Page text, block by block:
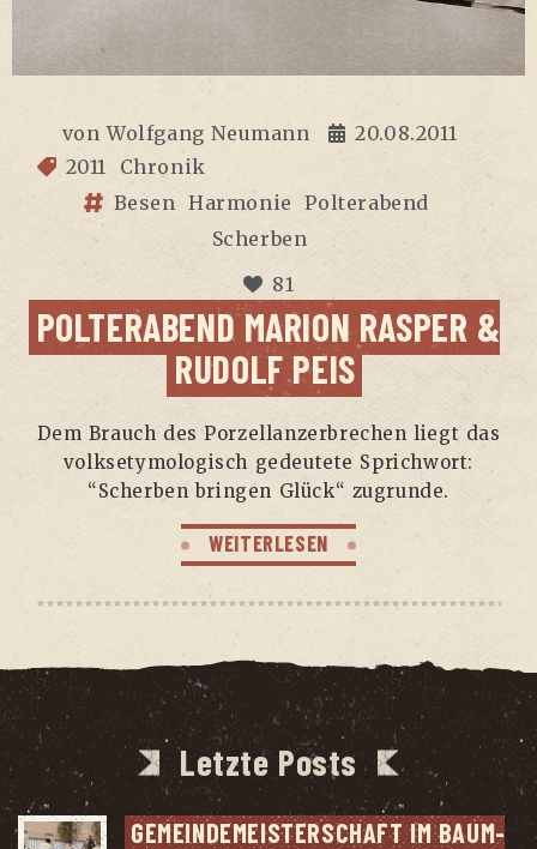
vonWolfgang Neumann
20.08.2011
2011
Chronik
Besen Harmonie
Polterabend
Scherben
81
POL­TER­ABEND MARI­ON RAS­PER &
RUDOLF PEIS
Dem Brauch des Por­zel­lan­zer­bre­chen liegt das
volks­ety­mo­lo­gisch gedeu­te­te Sprich­wort:
“Scher­ben brin­gen Glück“ zugrunde.
WEITERLESEN
Letzte Posts
GEMEIN­DE­MEIS­TER­SCHAFT IM BAUM­